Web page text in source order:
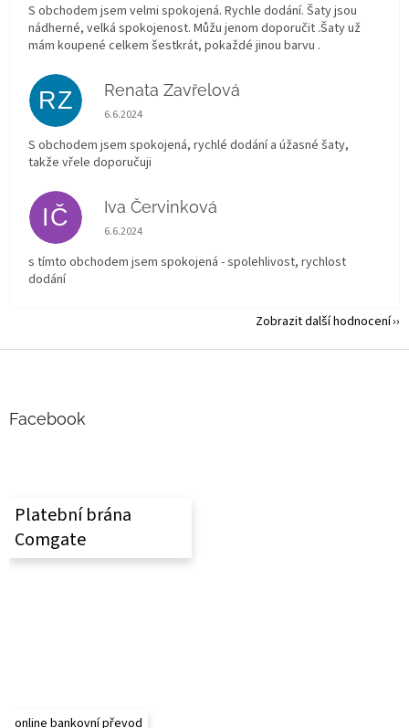
S obchodem jsem velmi spokojená. Rychle dodání. Šaty jsou
nádherné, velká spokojenost. Můžu jenom doporučit .Šaty už
mám koupené celkem šestkrát, pokaždé jinou barvu .
RZ Renata Zavřelová
Hodnocení obchodu je 5 z 5 hvězdiček.
6.6.2024
S obchodem jsem spokojená, rychlé dodání a úžasné šaty,
takže vřele doporučuji
IČ Iva Červinková
Hodnocení obchodu je 5 z 5 hvězdiček.
6.6.2024
s tímto obchodem jsem spokojená - spolehlivost, rychlost
dodání
Zobrazit další hodnocení
Facebook
Platební brána
Comgate
online bankovní převod